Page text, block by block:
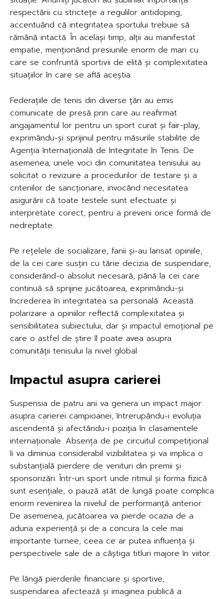
respectării cu strictețe a regulilor antidoping,
accentuând că integritatea sportului trebuie să
rămână intactă. În același timp, alții au manifestat
empatie, menționând presiunile enorm de mari cu
care se confruntă sportivii de elită și complexitatea
situațiilor în care se află aceștia.
Federațiile de tenis din diverse țări au emis
comunicate de presă prin care au reafirmat
angajamentul lor pentru un sport curat și fair-play,
exprimându-și sprijinul pentru măsurile stabilite de
Agenția Internațională de Integritate în Tenis. De
asemenea, unele voci din comunitatea tenisului au
solicitat o revizuire a procedurilor de testare și a
criteriilor de sancționare, invocând necesitatea
asigurării că toate testele sunt efectuate și
interpretate corect, pentru a preveni orice formă de
nedreptate.
Pe rețelele de socializare, fanii și-au lansat opiniile,
de la cei care susțin cu tărie decizia de suspendare,
considerând-o absolut necesară, până la cei care
continuă să sprijine jucătoarea, exprimându-și
încrederea în integritatea sa personală. Această
polarizare a opiniilor reflectă complexitatea și
sensibilitatea subiectului, dar și impactul emoțional pe
care o astfel de știre îl poate avea asupra
comunității tenisului la nivel global.
Impactul asupra carierei
Suspensia de patru ani va genera un impact major
asupra carierei campioanei, întrerupându-i evoluția
ascendentă și afectându-i poziția în clasamentele
internaționale. Absența de pe circuitul competițional
îi va diminua considerabil vizibilitatea și va implica o
substanțială pierdere de venituri din premii și
sponsorizări. Într-un sport unde ritmul și forma fizică
sunt esențiale, o pauză atât de lungă poate complica
enorm revenirea la nivelul de performanță anterior.
De asemenea, jucătoarea va pierde ocazia de a
aduna experiență și de a concura la cele mai
importante turnee, ceea ce ar putea influența și
perspectivele sale de a câștiga titluri majore în viitor.
Pe lângă pierderile financiare și sportive,
suspendarea afectează și imaginea publică a